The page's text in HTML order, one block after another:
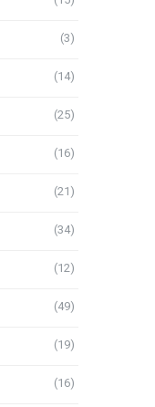
(3)
(14)
(25)
(16)
(21)
(34)
(12)
(49)
(19)
(16)